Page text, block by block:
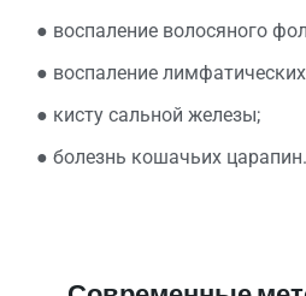
● воспаление волосяного
● воспаление
● кисту сальной железы;
● болезнь кошачьих царапин.